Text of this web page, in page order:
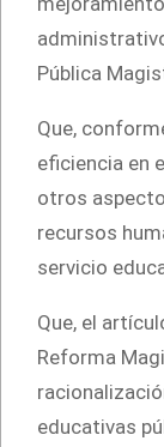
Pública
Que,
eficiencia en
otros
recursos
servicio
Que, el
Reforma
educativas